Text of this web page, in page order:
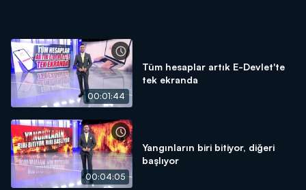
00:01:44
Tüm hesaplar artık E-Devlet'te
tek ekranda
00:04:05
Yangınların biri bitiyor, diğeri
başlıyor